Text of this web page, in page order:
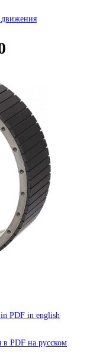
движения
PDF in english
PDF на русском